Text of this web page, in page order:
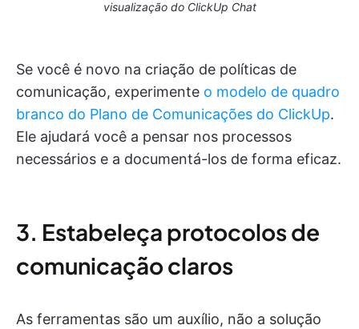
visualização do ClickUp Chat
Se você é novo na criação de políticas de
comunicação, experimente o modelo de quadro
branco do Plano de Comunicações do ClickUp.
Ele ajudará você a pensar nos processos
necessários e a documentá-los de forma eficaz.
3. Estabeleça protocolos de
comunicação claros
As ferramentas são um auxílio, não a solução